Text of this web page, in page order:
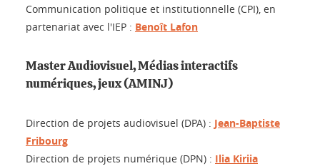
Communication politique et institutionnelle (CPI), en
partenariat avec l'IEP : Benoît Lafon
Master Audiovisuel, Médias interactifs
numériques, jeux (AMINJ)
Direction de projets audiovisuel (DPA) : Jean-Baptiste
Fribourg
Direction de projets numérique (DPN) : Ilia Kiriia